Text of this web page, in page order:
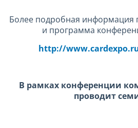
Более подробная информация
и программа
http://
В рамках конференции
проводит